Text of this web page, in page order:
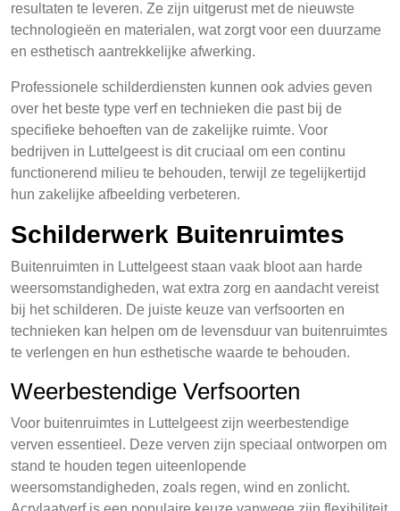
resultaten te leveren. Ze zijn uitgerust met de nieuwste
technologieën en materialen, wat zorgt voor een duurzame
en esthetisch aantrekkelijke afwerking.
Professionele schilderdiensten kunnen ook advies geven
over het beste type verf en technieken die past bij de
specifieke behoeften van de zakelijke ruimte. Voor
bedrijven in Luttelgeest is dit cruciaal om een continu
functionerend milieu te behouden, terwijl ze tegelijkertijd
hun zakelijke afbeelding verbeteren.
Schilderwerk Buitenruimtes
Buitenruimten in Luttelgeest staan vaak bloot aan harde
weersomstandigheden, wat extra zorg en aandacht vereist
bij het schilderen. De juiste keuze van verfsoorten en
technieken kan helpen om de levensduur van buitenruimtes
te verlengen en hun esthetische waarde te behouden.
Weerbestendige Verfsoorten
Voor buitenruimtes in Luttelgeest zijn weerbestendige
verven essentieel. Deze verven zijn speciaal ontworpen om
stand te houden tegen uiteenlopende
weersomstandigheden, zoals regen, wind en zonlicht.